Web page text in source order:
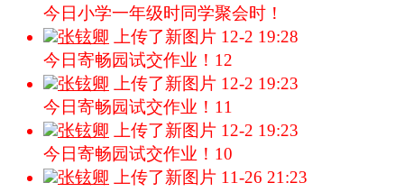
今日小学一年级时同学聚会时！
张铉卿 上传了新图片 12-2 19:28
今日寄畅园试交作业！12
张铉卿 上传了新图片 12-2 19:23
今日寄畅园试交作业！11
张铉卿 上传了新图片 12-2 19:23
今日寄畅园试交作业！10
张铉卿 上传了新图片 11-26 21:23